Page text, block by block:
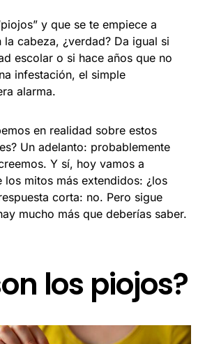
y que se te empiece a
cabeza, ¿verdad? Da igual si
escolar o si hace años que no
infestación, el simple
alarma.
en realidad sobre estos
Un adelanto: probablemente
Y sí, hoy vamos a
los mitos más extendidos: ¿los
corta: no. Pero sigue
mucho más que deberías saber.
los piojos?